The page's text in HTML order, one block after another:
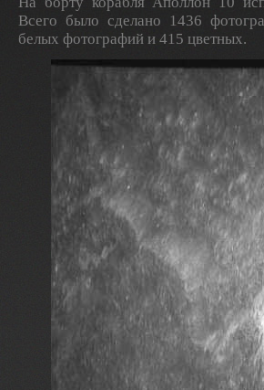
Всего было сделано 1436
белых фотографий и 415 цветных.